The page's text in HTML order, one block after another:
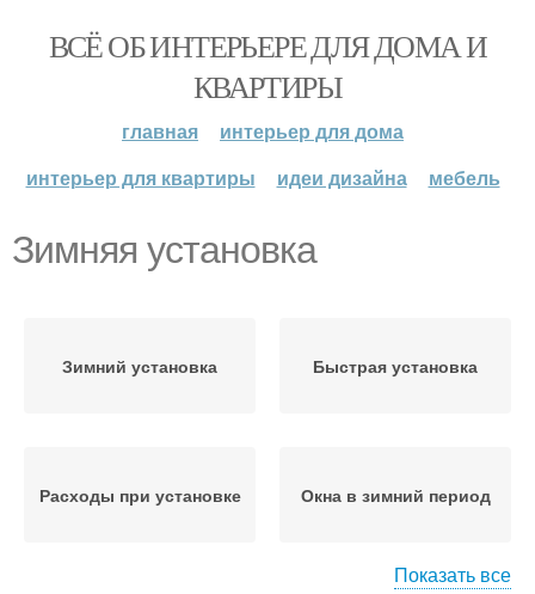
ВСЁ ОБ ИНТЕРЬЕРЕ ДЛЯ ДОМА И
КВАРТИРЫ
главная
интерьер для дома
интерьер для квартиры
идеи дизайна мебель
Зимняя установка
Зимний установка Быстрая установка
Расходы при установке Окна в зимний период
Показать все